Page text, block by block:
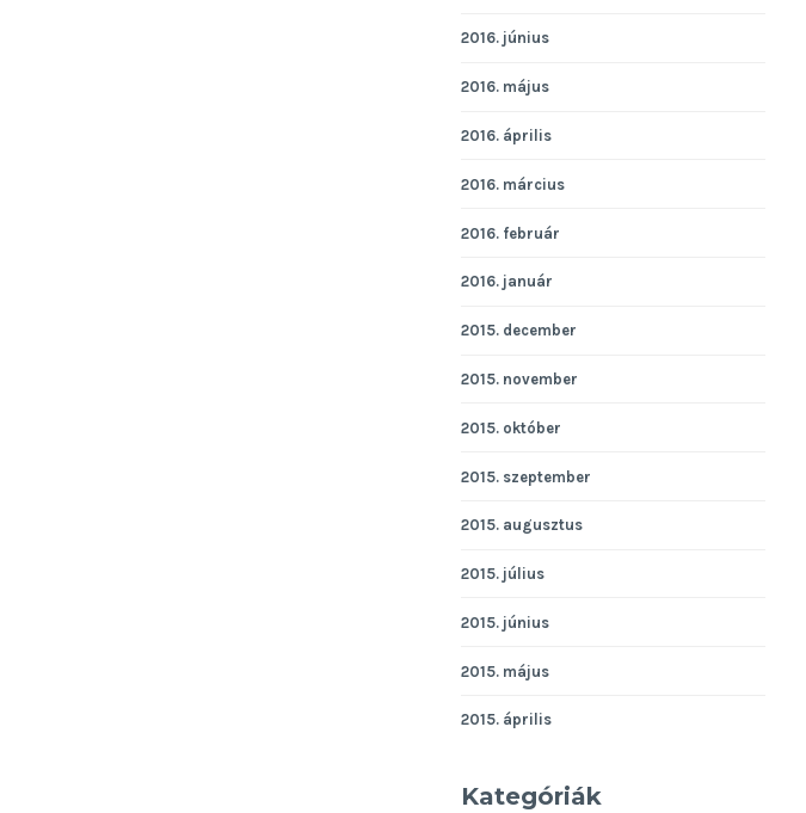
2016. június
2016. május
2016. április
2016. március
2016. február
2016. január
2015. december
2015. november
2015. október
2015. szeptember
2015. augusztus
2015. július
2015. június
2015. május
2015. április
Kategóriák